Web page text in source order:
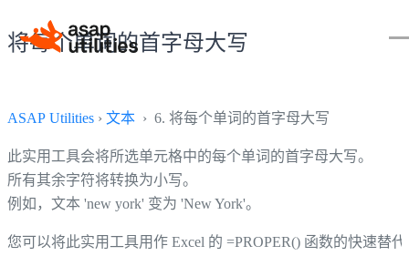
将每个单词的首字母大写
ASAP Utilities › 文本 › 6. 将每个单词的首字母大写
此实用工具会将所选单元格中的每个单词的首字母大写。
所有其余字符将转换为小写。
例如，文本 'new york' 变为 'New York'。
您可以将此实用工具用作 Excel 的 =PROPER() 函数的快速替代